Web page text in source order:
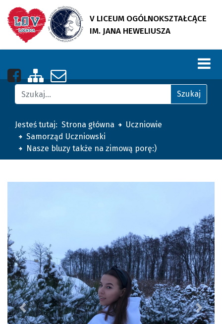
V LICEUM OGÓLNOKSZTAŁCĄCE
IM. JANA HEWELIUSZA
Nasza strona na Facebooku
Zobacz mapę strony
Napisz do nas
Jesteś tutaj: Strona główna
Uczniowie
Samorząd Uczniowski
Nasze bluzy także na zimową porę:)
Znajdź na stronie Szukaj
Previous Next